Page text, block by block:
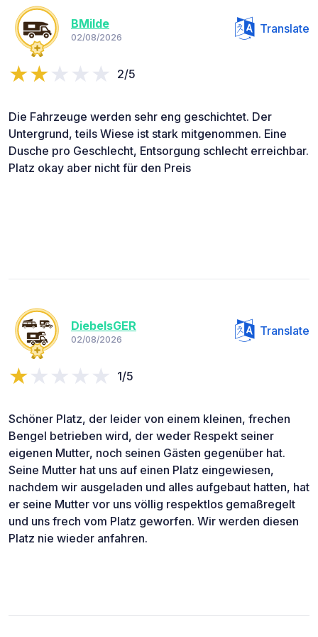
BMilde
02/08/2026
Translate
2/5
Die Fahrzeuge werden sehr eng geschichtet. Der
Untergrund, teils Wiese ist stark mitgenommen. Eine
Dusche pro Geschlecht, Entsorgung schlecht erreichbar.
Platz okay aber nicht für den Preis
DiebelsGER
02/08/2026
Translate
1/5
Schöner Platz, der leider von einem kleinen, frechen
Bengel betrieben wird, der weder Respekt seiner
eigenen Mutter, noch seinen Gästen gegenüber hat.
Seine Mutter hat uns auf einen Platz eingewiesen,
nachdem wir ausgeladen und alles aufgebaut hatten, hat
er seine Mutter vor uns völlig respektlos gemaßregelt
und uns frech vom Platz geworfen. Wir werden diesen
Platz nie wieder anfahren.